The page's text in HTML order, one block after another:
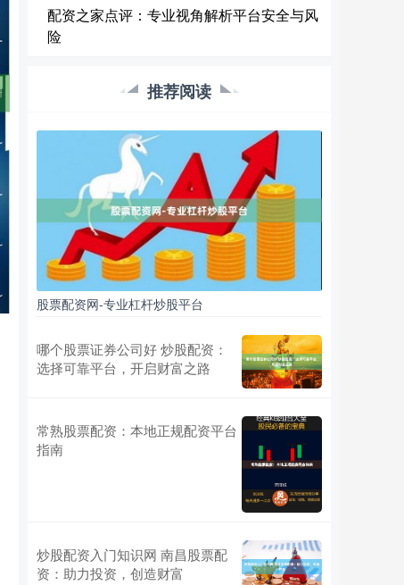
配资之家点评：专业视角解析平台安全与风
险
推荐阅读
股票配资网-专业杠杆炒股平台
哪个股票证券公司好 炒股配资：
选择可靠平台，开启财富之路
常熟股票配资：本地正规配资平台
指南
炒股配资入门知识网 南昌股票配
资：助力投资，创造财富